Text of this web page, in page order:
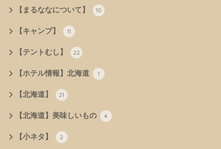
【まるななについて】 10
【キャンプ】 11
【テントむし】 22
【ホテル情報】北海道 1
【北海道】 21
【北海道】美味しいもの 4
【小ネタ】 2